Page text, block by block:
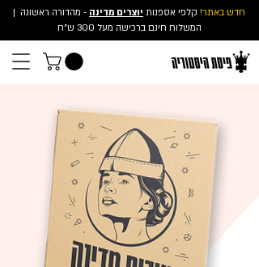
חדש באתר! קלפי אספנות יוצרים מדינה - מהדורה ראשונה |
המשלוח חינם ברכישה מעל 300 ש"ח